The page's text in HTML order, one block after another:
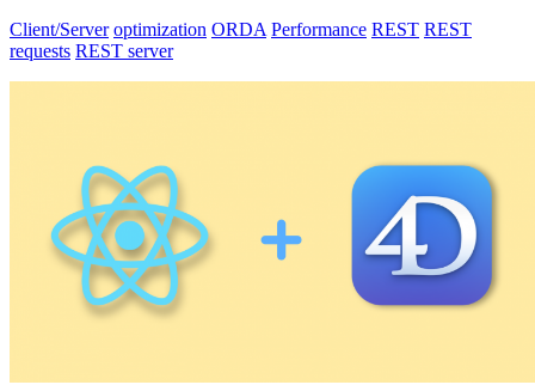
Client/Server optimization ORDA Performance REST REST
requests REST server